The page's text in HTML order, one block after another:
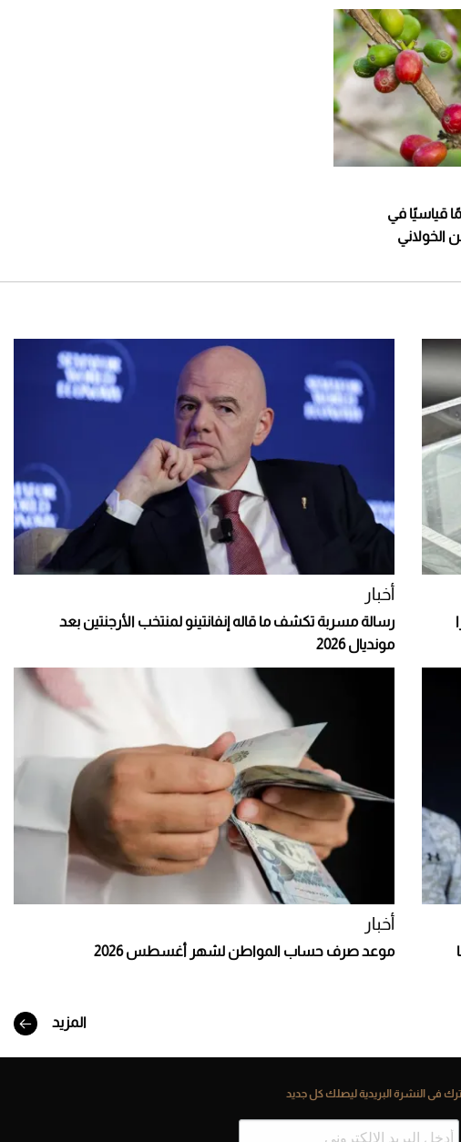
قياسيًا في
الخولاني
أخبار
رسالة مسربة تكشف ما قاله إنفانتينو لمنتخب الأرجنتين بعد
مونديال 2026
أخبار
موعد صرف حساب المواطن لشهر أغسطس 2026
المزيد
فى النشرة البريدية ليصلك كل جديد